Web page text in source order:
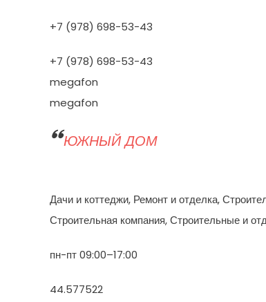
+7 (978) 698-53-43
+7 (978) 698-53-43
megafon
megafon
ЮЖНЫЙ ДОМ
Дачи и коттеджи, Ремонт и отделка,
Строительная компания, Строительные и
пн-пт 09:00–17:00
44.577522